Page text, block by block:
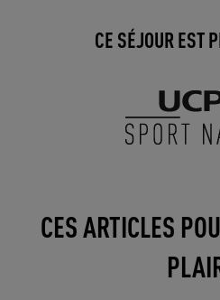
CE SÉJOUR EST
CES ARTICLES